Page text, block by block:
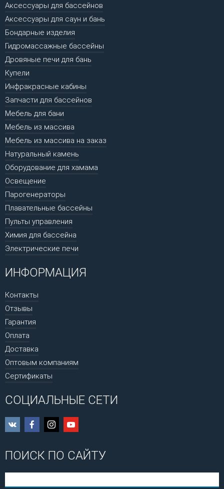
Аксессуары для бассейнов
Аксессуары для саун и бань
Бондарные изделия
Гидромассажные бассейны
Дровяные печи для бань
Купели
Инфракрасные кабины
Запчасти для бассейнов
Мебель для бани
Мебель из массива
Мебель из массива на заказ
Натуральный камень
Оборудование для хамама
Освещение
Парогенераторы
Плавательные бассейны
Пульты управления
Химия для бассейна
Электрические печи
ИНФОРМАЦИЯ
Контакты
Отзывы
Гарантия
Оплата
Доставка
Оптовым компаниям
Сертификаты
СОЦИАЛЬНЫЕ СЕТИ
ПОИСК ПО САЙТУ